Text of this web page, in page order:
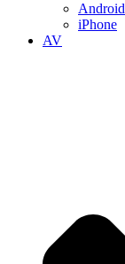
Android
iPhone
AV